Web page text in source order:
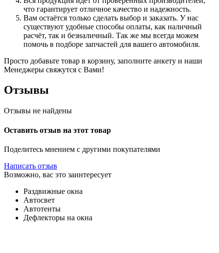
что гарантирует отличное качество и надежность.
Вам остаётся только сделать выбор и заказать. У нас
существуют удобные способы оплаты, как наличный
расчёт, так и безналичный. Так же мы всегда можем
помочь в подборе запчастей для вашего автомобиля.
Просто добавьте товар в корзину, заполните анкету и наши
Менеджеры свяжутся с Вами!
Отзывы
Отзывы не найдены
Оставить отзыв на этот товар
Поделитесь мнением с другими покупателями
Написать отзыв
Возможно, вас это заинтересует
Раздвижные окна
Автосвет
Автотенты
Дефлекторы на окна